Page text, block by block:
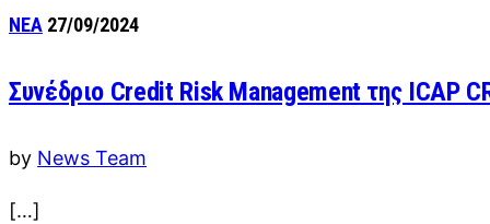
ΝΕΑ 27/09/2024
Συνέδριο Credit Risk Management της ICAP
by News Team
[…]